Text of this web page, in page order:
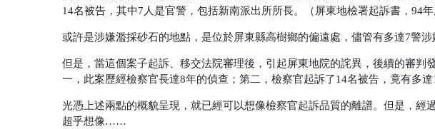
14名被告，其中7人是官警，包括新南派出所所長。
（屏東地檢署起訴書，94
或許是涉嫌濫採砂石的地點，是位於屏東縣高樹鄉的偏遠處，儘管有多達7警
但是，當這個案子起訴、移交法院審理後，引起屏東地院的詫異，後續的審判
一，此案歷經檢察官長達8年的偵查；第二，檢察官起訴了14名被告，竟有多達
光憑上述兩點的概貌呈現，就已經可以想像檢察官起訴品質的離譜。但是，經
超乎想像……